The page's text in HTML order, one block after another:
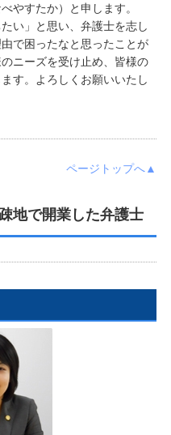
やすたか）と申します。
い」と思い、弁護士を志し
で困ったなと思ったことが
ニーズを受け止め、皆様の
す。よろしくお願いいたし
ページトップへ▲
地で開業した弁護士